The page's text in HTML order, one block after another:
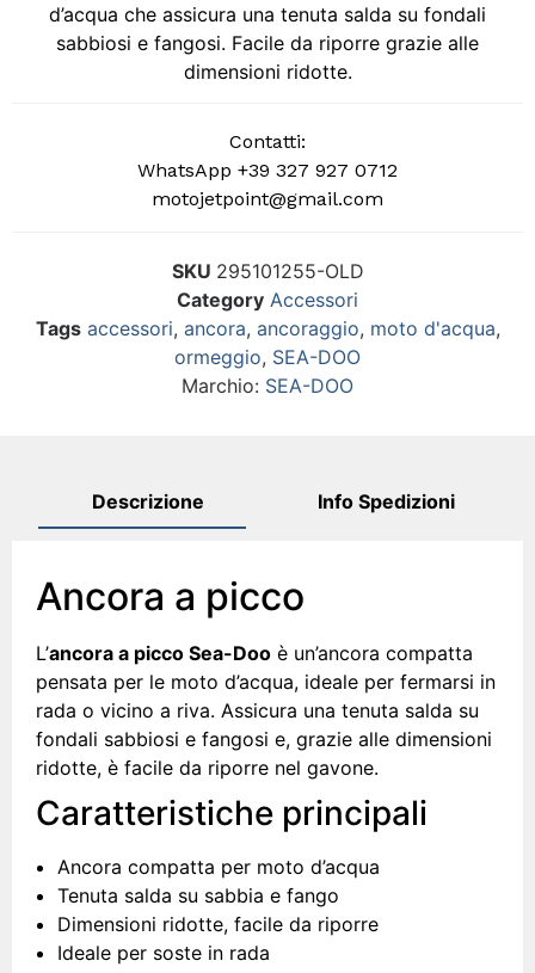
d’acqua che assicura una tenuta salda su fondali
sabbiosi e fangosi. Facile da riporre grazie alle
dimensioni ridotte.
Contatti:
WhatsApp +39 327 927 0712
motojetpoint@gmail.com
SKU 295101255-OLD
Category Accessori
Tags accessori, ancora, ancoraggio, moto d'acqua,
ormeggio, SEA-DOO
Marchio: SEA-DOO
Descrizione Info Spedizioni
Ancora a picco
L’ancora a picco Sea-Doo è un’ancora compatta
pensata per le moto d’acqua, ideale per fermarsi in
rada o vicino a riva. Assicura una tenuta salda su
fondali sabbiosi e fangosi e, grazie alle dimensioni
ridotte, è facile da riporre nel gavone.
Caratteristiche principali
Ancora compatta per moto d’acqua
Tenuta salda su sabbia e fango
Dimensioni ridotte, facile da riporre
Ideale per soste in rada